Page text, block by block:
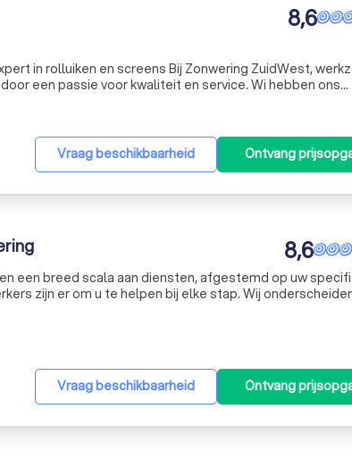
8,6
in rolluiken en screens Bij Zonwering ZuidWest,
een passie voor kwaliteit en service. Wi hebben ons
monteren van elektrische rolluiken en screens voor
Vraag beschikbaarheid Ontvang
8,6
een breed scala aan diensten, afgestemd op uw
zijn er om u te helpen bij elke stap. Wij
Vraag beschikbaarheid Ontvang